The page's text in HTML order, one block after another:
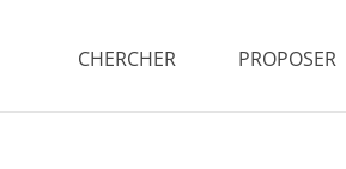
CHERCHER PROPOSER